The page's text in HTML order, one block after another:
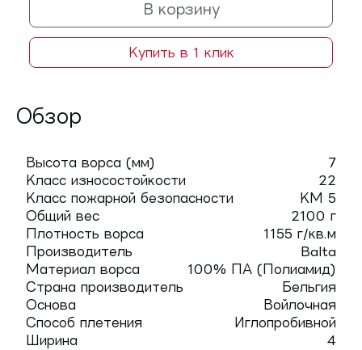
В корзину
Купить в 1 клик
Обзор
Высота ворса (мм)
7
Класс износостойкости
22
Класс пожарной безопасности
КМ 5
Общий вес
2100 г
Плотность ворса
1155 г/кв.м
Производитель
Balta
Материал ворса
100% ПА (Полиамид)
Страна производитель
Бельгия
Основа
Войлочная
Способ плетения
Иглопробивной
Ширина
4